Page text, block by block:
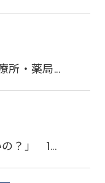
所・薬局...
の？」 1...